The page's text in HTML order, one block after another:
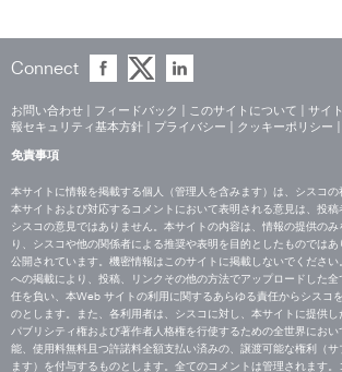
Connect
お問い合わせ フィードバック このサイトについて サイ
報セキュリティ基本方針
プライバシー クッキーポリシー
免責事項
本サイトに情報を掲載する個人（管理人を含みます）は、シスコの
本サイトおよび対応するコメントにおいて表明される意見は、投稿
シスコの意見ではありません。本サイトの内容は、情報の提供の
り、シスコや他の関係者による推奨や表明を目的としたものでは
公開されています。機密情報はこのサイトに掲載しないでくださ
への掲載により、投稿、リンクその他の方法でアップロードした
任を負い、本Web サイトの利用に関するあらゆる責任からシスコ
のとします。また、各利用者は、シスコに対し、本サイトに提供し
パブリシティ権および著作者人格権を行使するための全世界にお
能、使用料無料且つ許諾料全額支払い済みの、譲渡可能な権利（
ます）を付与するものとします。全てのコメントは管理されます